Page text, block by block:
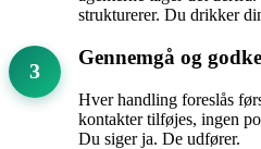
strukturerer. Du drikker
3
Gennemgå og
Hver handling foreslås
kontakter tilføjes, ingen
Du siger ja. De udfører.